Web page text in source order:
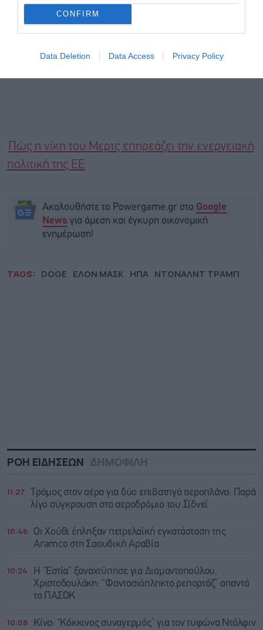
CONFIRM
Data Deletion Data Access Privacy Policy
Πώς η νίκη του Μερτς επηρεάζει την ενεργειακή
πολιτική της ΕΕ
Ακολουθήστε το Powergame.gr στο Google
News για άμεση και έγκυρη οικονομική
ενημέρωση!
TAGS: DOGE ΕΛΟΝ ΜΑΣΚ ΗΠΑ ΝΤΟΝΑΛΝΤ ΤΡΑΜΠ
ΡΟΗ ΕΙΔΗΣΕΩΝ ΔΗΜΟΦΙΛΗ
11:27
Τρόμος στον αέρα για δύο επιβατηγά αεροπλάνα: Παρά
λίγο σύγκρουση στο αεροδρόμιο του Σίδνεϊ
10:46
Οι Χούθι έπληξαν πετρελαϊκή εγκατάσταση της
Aramco στη Σαουδική Αραβία
10:24
Η “Εστία” ξαναχτύπησε για Διαμαντοπούλου,
Χριστοδουλάκη: “Φαντασιόπληκτο ρεπορτάζ” απαντά
το ΠΑΣΟΚ
10:08 Κίνα: “Κόκκινος συναγερμός” για τον τυφώνα Ντόλφιν